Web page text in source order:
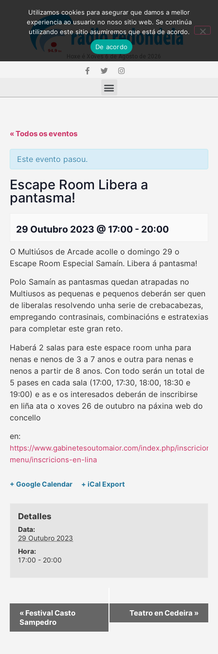
« Todos os eventos
Este evento pasou.
Escape Room Libera a
pantasma!
29 Outubro 2023 @ 17:00 - 20:00
O Multiúsos de Arcade acolle o domingo 29 o
Escape Room Especial Samaín. Libera á pantasma!
Polo Samaín as pantasmas quedan atrapadas no
Multiusos as pequenas e pequenos deberán ser quen
de liberalas resolvendo unha serie de crebacabezas,
empregando contrasinais, combinacións e estratexias
para completar este gran reto.
Haberá 2 salas para este espace room unha para
nenas e nenos de 3 a 7 anos e outra para nenas e
nenos a partir de 8 anos. Con todo serán un total de
5 pases en cada sala (17:00, 17:30, 18:00, 18:30 e
19:00) e as e os interesados deberán de inscribirse
en liña ata o xoves 26 de outubro na páxina web do
concello
en:
https://www.gabinetesoutomaior.com/index.php/inscricions-
menu/inscricions-en-lina
+ Google Calendar + iCal Export
Detalles
Data:
29 Outubro 2023
Hora:
17:00 - 20:00
« Festival Casto
Sampedro
Teatro en Cedeira »
Utilizamos cookies para asegurar que damos a mellor
experiencia ao usuario no noso sitio web. Se continúa
utilizando este sitio asumiremos que está de acordo.
De acordo